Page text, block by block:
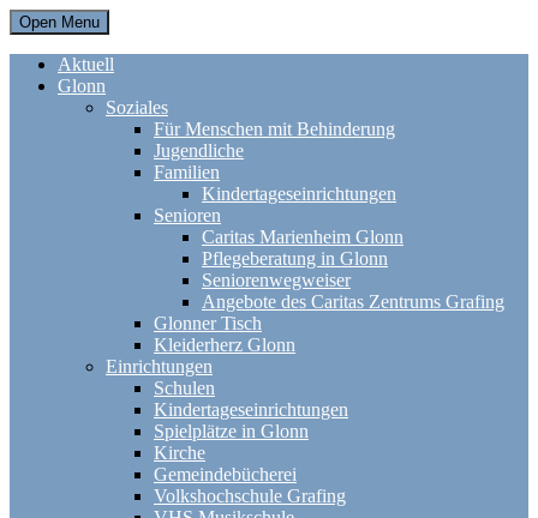
Open Menu
Aktuell
Glonn
Soziales
Für Menschen mit Behinderung
Jugendliche
Familien
Kindertageseinrichtungen
Senioren
Caritas Marienheim Glonn
Pflegeberatung in Glonn
Seniorenwegweiser
Angebote des Caritas Zentrums Grafing
Glonner Tisch
Kleiderherz Glonn
Einrichtungen
Schulen
Kindertageseinrichtungen
Spielplätze in Glonn
Kirche
Gemeindebücherei
Volkshochschule Grafing